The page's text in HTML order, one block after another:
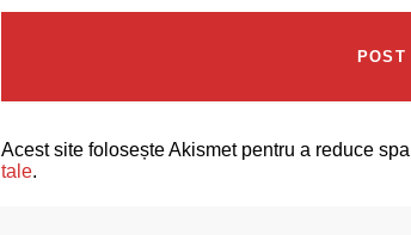
Acest site folosește Akismet pentru a reduce
tale.